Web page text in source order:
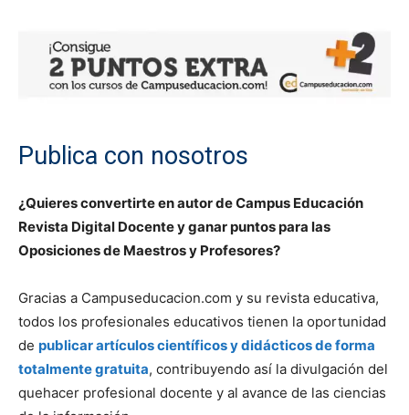
Publica con nosotros
¿Quieres convertirte en autor de Campus Educación
Revista Digital Docente y ganar puntos para las
Oposiciones de Maestros y Profesores?
Gracias a Campuseducacion.com y su revista educativa,
todos los profesionales educativos tienen la oportunidad
de publicar artículos científicos y didácticos de forma
totalmente gratuita, contribuyendo así la divulgación del
quehacer profesional docente y al avance de las ciencias